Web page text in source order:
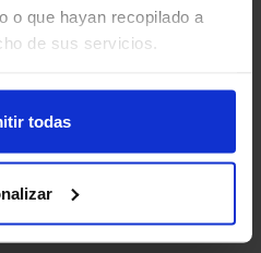
o que hayan recopilado a
de sus servicios.
todas
dispensen